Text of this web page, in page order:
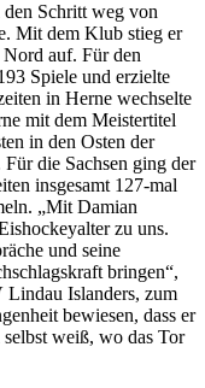
Schritt weg von
Mit dem Klub stieg er
auf. Für den
Spiele und erzielte
in Herne wechselte
mit dem Meistertitel
in den Osten der
die Sachsen ging der
insgesamt 127-mal
„Mit Damian
zu uns.
und seine
bringen“,
Lindau Islanders, zum
bewiesen, dass er
weiß, wo das Tor